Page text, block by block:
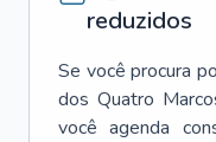
reduzidos
Se você procura
dos Quatro
você agenda